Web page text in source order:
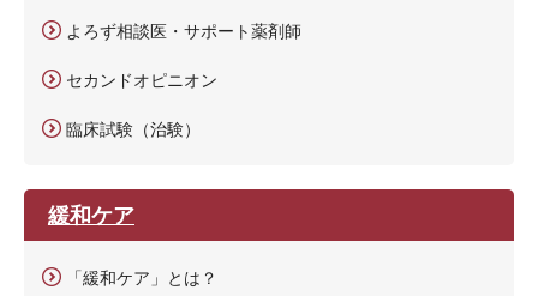
よろず相談医・サポート薬剤師
セカンドオピニオン
臨床試験（治験）
緩和ケア
「緩和ケア」とは？